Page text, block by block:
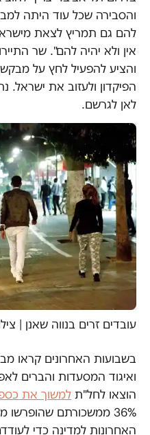
והסבירה שכל עוד היתה
להם גם תמריץ לצאת
אין ולא יהיה להם". שר
והציע להפעיל לחץ על
הפיקדון ולעזוב את ישראל.
לאן לגרשם.
עובדים זרים בנווה שאנן |
בשבועות האחרונים קראו
ואיגוד המסעדות והברים
הוצאו לחל"ת למשוך את
36% ממשכורתם
האחרונות למדינה כדי